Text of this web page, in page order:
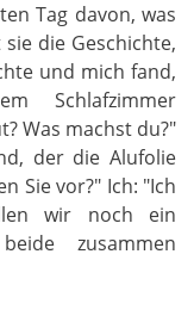
Tag davon, was
die Geschichte,
und mich fand,
Schlafzimmer
Was machst du?"
der die Alufolie
Sie vor?" Ich: "Ich
wir noch ein
zusammen